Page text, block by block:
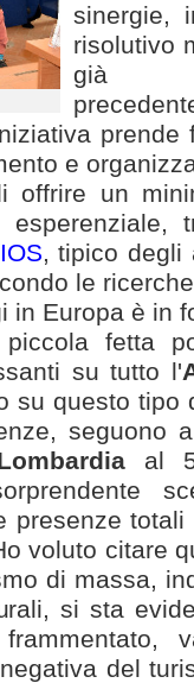
sinergie,
risolutivo
già
prende
e
offrire un
esperenziale,
, tipico degli
le
in Europa è in
fetta
su tutto l'
su questo
seguono
al
presenze
voluto citare
di massa,
si sta
del